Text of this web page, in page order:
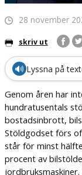
28 november
skriv ut
🔊 Lyssna på
Genom åren har
hundratusentals
bostadsinbrott,
Stöldgodset förs
står för minst
procent av